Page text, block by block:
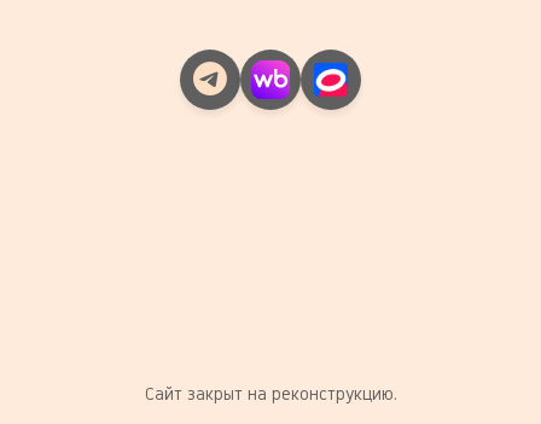
Сайт закрыт на реконструкцию.